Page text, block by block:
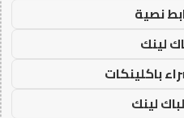
نصية
لينك
باكلينكات
لينك